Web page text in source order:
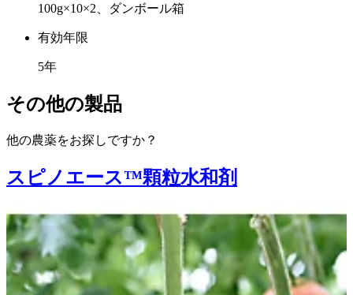
100g×10×2、ダンボール箱
有効年限
5年
その他の製品
他の農薬をお探しですか？
スピノエース™顆粒水和剤